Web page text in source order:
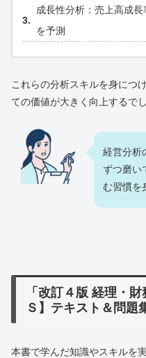
成長性分析：売上高成
を予測
これらの分析スキルを身につ
ての価値が大きく向上するでし
経営分析
ずつ磨い
む習慣を
「改訂４版 経理・
Ｓ】テキスト＆問題
本書で学んだ知識やスキルを